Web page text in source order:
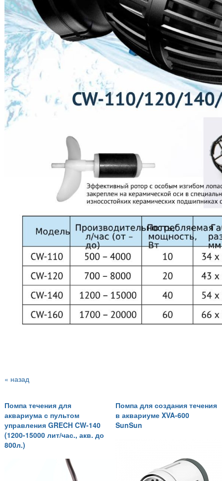
« назад
Помпа течения для
аквариума с пультом
управления GRECH CW-140
(1200-15000 лит/час., акв. до
800л.)
Помпа для создания течения
в аквариуме XVA-600
SunSun